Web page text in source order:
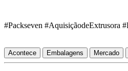
#Packseven #AquisiçãodeExtrusora
Acontece Embalagens Mercado